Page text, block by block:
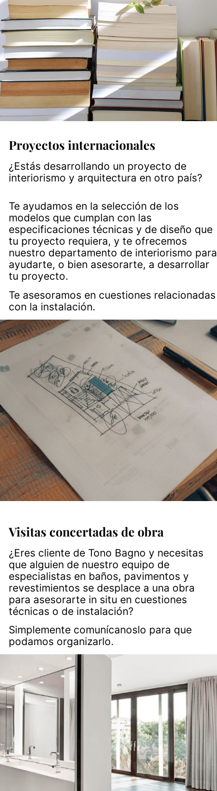
Proyectos internacionales
¿Estás desarrollando un proyecto de
interiorismo y arquitectura en otro país?
Te ayudamos en la selección de los
modelos que cumplan con las
especificaciones técnicas y de diseño que
tu proyecto requiera, y te ofrecemos
nuestro departamento de interiorismo para
ayudarte, o bien asesorarte, a desarrollar
tu proyecto.
Te asesoramos en cuestiones relacionadas
con la instalación.
Visitas concertadas de obra
¿Eres cliente de Tono Bagno y necesitas
que alguien de nuestro equipo de
especialistas en baños, pavimentos y
revestimientos se desplace a una obra
para asesorarte in situ en cuestiones
técnicas o de instalación?
Simplemente comunícanoslo para que
podamos organizarlo.